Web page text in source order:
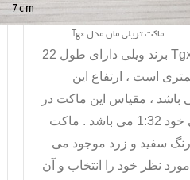
ماکت تریلی مان مدل Tgx
برند ویلی دارای طول 22
و عرض 7 سانتیمتری است ، ارتفاع این
می باشد ، مقیاس این ماکت در
مقایسه با نمونه ی واقعی خود 1:32 می باشد . ماکت
سفید و زرد موجود می
نظر خود را انتخاب و آن